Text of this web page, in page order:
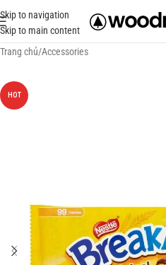
Skip to navigation
Skip to main content
Trang chủ/Accessories
HOT